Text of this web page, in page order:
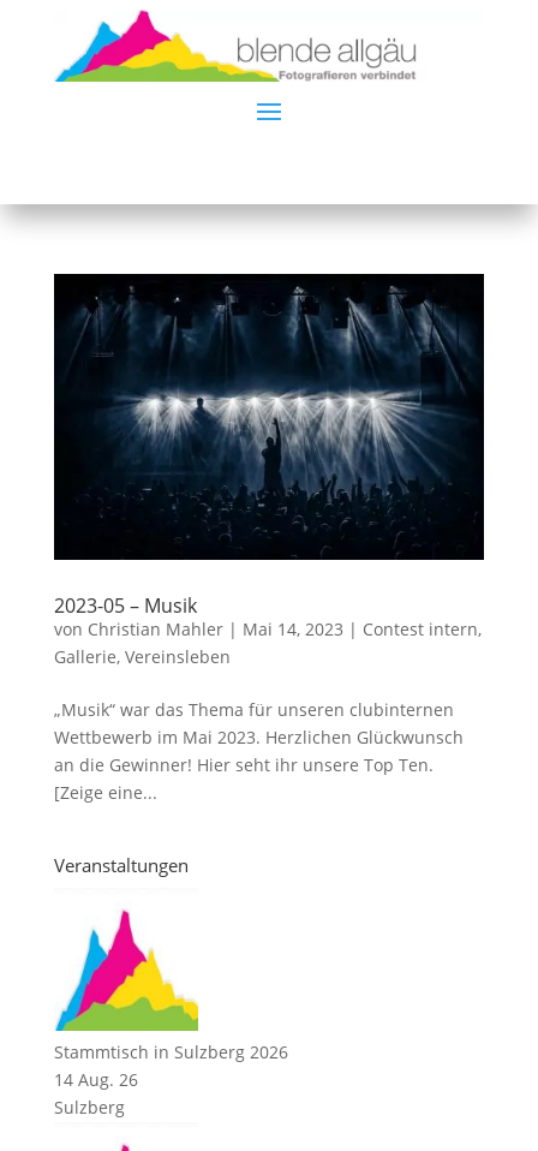
2023-05 – Musik
von Christian Mahler| Mai 14, 2023 | Contest intern,
Gallerie, Vereinsleben
„Musik“ war das Thema für unseren clubinternen
Wettbewerb im Mai 2023. Herzlichen Glückwunsch
an die Gewinner! Hier seht ihr unsere Top Ten.
[Zeige eine...
Veranstaltungen
Stammtisch in Sulzberg 2026
14 Aug. 26
Sulzberg